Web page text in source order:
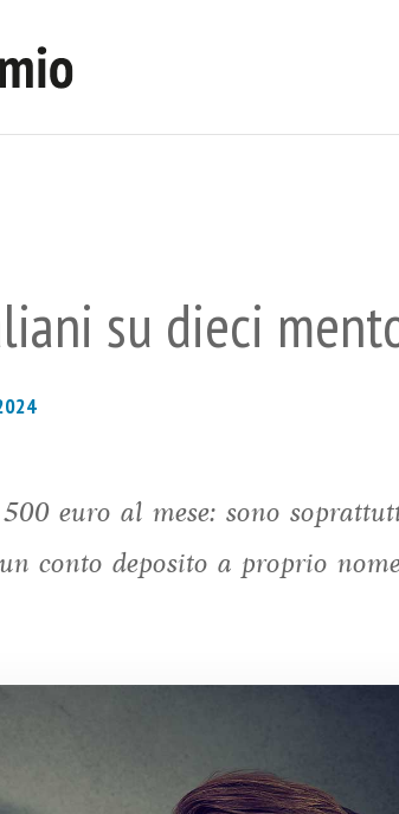
su dieci
euro al mese: sono
conto deposito a proprio nome